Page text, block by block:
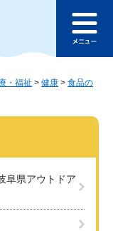
ュ
・福祉 > 健康 > 食品の
阜県アウトドア